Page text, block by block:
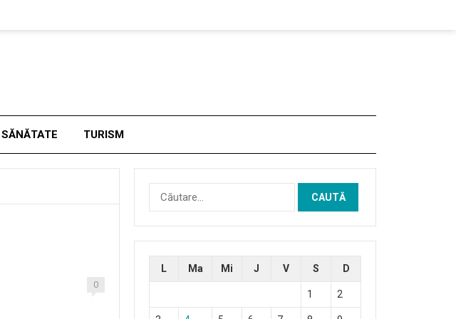
SĂNĂTATE TURISM
0
Caută
după:
L Ma Mi J V S D
1 2